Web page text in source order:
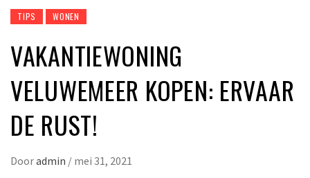
TIPS WONEN
VAKANTIEWONING
VELUWEMEER KOPEN: ERVAAR
DE RUST!
Dooradmin / mei 31, 2021